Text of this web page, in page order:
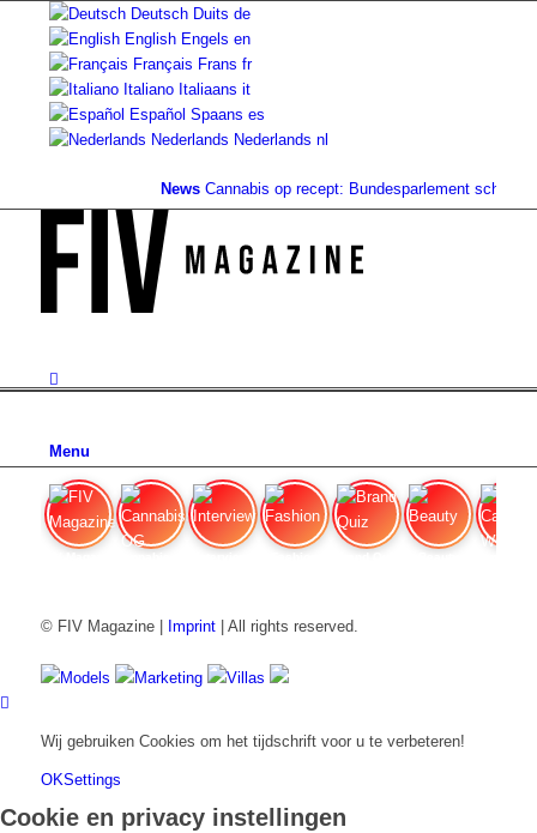
Deutsch Duits de
English Engels en
Français Frans fr
Italiano Italiaans it
Español Spaans es
Nederlands Nederlands nl
News Cannabis op recept: Bundesparlement schrapt
Menu
© FIV Magazine | Imprint| All rights reserved.
Models Marketing Villas
Wij gebruiken Cookies om het tijdschrift voor u te verbeteren!
OKSettings
Cookie en privacy instellingen